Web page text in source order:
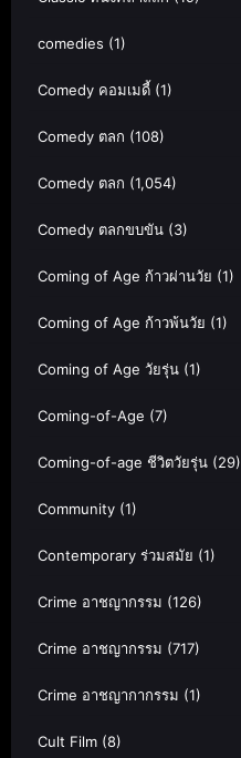
comedies (1)
Comedy คอมเมดี้ (1)
Comedy ตลก (108)
Comedy ตลก (1,054)
Comedy ตลกขบขัน (3)
Coming of Age ก้าวผ่านวัย (1)
Coming of Age ก้าวพ้นวัย (1)
Coming of Age วัยรุ่น (1)
Coming-of-Age (7)
Coming-of-age ชีวิตวัยรุ่น (29)
Community (1)
Contemporary ร่วมสมัย (1)
Crime อาชญากรรม (126)
Crime อาชญากรรม (717)
Crime อาชญากากรรม (1)
Cult Film (8)